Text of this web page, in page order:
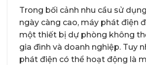
Trong bối cảnh nhu cầu sử
ngày càng cao, máy phát điện
một thiết bị dự phòng không
gia đình và doanh nghiệp. Tuy
phát điện có thể hoạt động là